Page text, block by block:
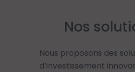
Nos
Nous proposons des
d’investissement